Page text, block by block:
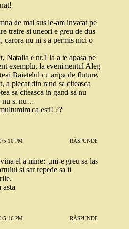
de mai sus le-am invatat pe
traire si uneori e greu de dus
carora nu ni s a permis nici o
Natalia e nr.1 la a te apasa pe
exemplu, la evenimentul Aleg
Baietelul cu aripa de fluture,
a plecat din rand sa citeasca
sa citeasca in gand sa nu
nu si nu…
ca esti! ??
5:10 PM RĂSPUNDE
el a mine: „mi-e greu sa las
si sar repede sa ii
asta.
5:16 PM RĂSPUNDE